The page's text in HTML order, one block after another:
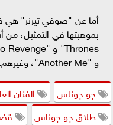
أما عن "صوفي تيرنر" هي
و "Another Me"، وغيرهم.
جو جوناس
الفنان
طلاق جو جوناس